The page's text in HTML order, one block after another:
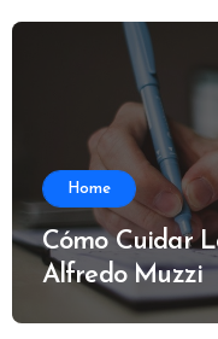
Home
Cómo Cuidar
Alfredo Muzzi